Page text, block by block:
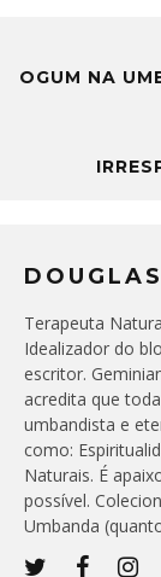
OGUM NA
Terapeuta
Idealizador do
escritor.
acredita que
umbandista e
como:
Naturais. É
possível.
Umbanda